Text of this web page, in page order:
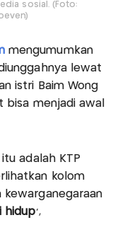
sosial. (Foto:
mengumumkan
lewat
istri Baim Wong
menjadi awal
adalah KTP
kolom
kewarganegaraan
hidup’,